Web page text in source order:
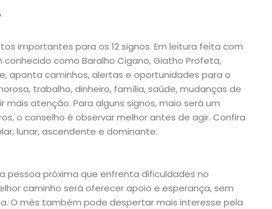
importantes para os 12 signos. Em leitura feita com
como Baralho Cigano, Giatho Profeta,
aponta caminhos, alertas e oportunidades para o
trabalho, dinheiro, família, saúde, mudanças de
atenção. Para alguns signos, maio será um
o conselho é observar melhor antes de agir. Confira
lunar, ascendente e dominante.
pessoa próxima que enfrenta dificuldades no
caminho será oferecer apoio e esperança, sem
O mês também pode despertar mais interesse pela